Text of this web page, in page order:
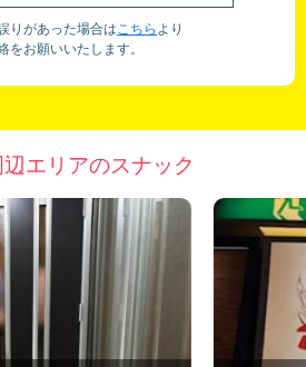
りがあった場合はこちら より
をお願いいたします。
エリアのスナック